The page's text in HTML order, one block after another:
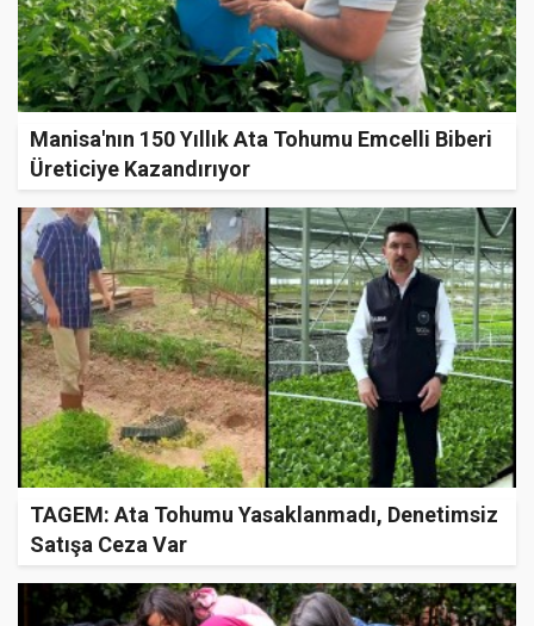
Manisa'nın 150 Yıllık Ata Tohumu Emcelli Biberi
Üreticiye Kazandırıyor
TAGEM: Ata Tohumu Yasaklanmadı, Denetimsiz
Satışa Ceza Var